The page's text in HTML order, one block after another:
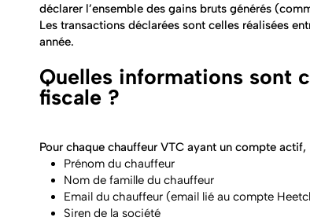
déclarer l’ensemble des gains bruts générés
Les transactions déclarées sont celles réalisées
année.
Quelles informations sont
fiscale ?
Pour chaque chauffeur VTC ayant un compte
Prénom du chauffeur
Nom de famille du chauffeur
Email du chauffeur (email lié au compte
Siren de la société